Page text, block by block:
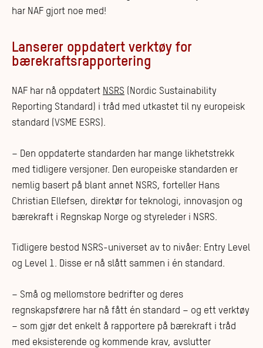
har NAF gjort noe med!
Lanserer oppdatert verktøy for
bærekraftsrapportering
NAF har nå oppdatert NSRS (Nordic Sustainability
Reporting Standard) i tråd med utkastet til ny europeisk
standard (VSME ESRS).
– Den oppdaterte standarden har mange likhetstrekk
med tidligere versjoner. Den europeiske standarden er
nemlig basert på blant annet NSRS, forteller Hans
Christian Ellefsen, direktør for teknologi, innovasjon og
bærekraft i Regnskap Norge og styreleder i NSRS.
Tidligere bestod NSRS-universet av to nivåer: Entry Level
og Level 1. Disse er nå slått sammen i én standard.
– Små og mellomstore bedrifter og deres
regnskapsførere har nå fått én standard – og ett verktøy
– som gjør det enkelt å rapportere på bærekraft i tråd
med eksisterende og kommende krav, avslutter